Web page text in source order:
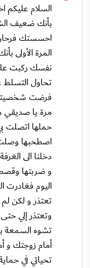
السلام عليكم
بأنك ضعيف
احسستك
المرة الأولى
نفسك ركبت
تحاول التسلط
فرضت شخصيتك
حملها اتصلت
اصطحبها وصلت
دخلنا الى
و ضربتها
اليوم فغادرت
تعتذر و لكن
وتعتذر إلي
تشوه السمعة
أمام زوجتك و
تحياتي في